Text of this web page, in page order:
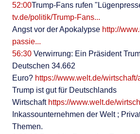
52:00Trump-Fans rufen
tv.de/politik/Trump-Fans...
Angst vor der Apokalypse http://
passie...
56:30Verwirrung: Ein Präsident
Deutschen 34.662
Euro? https://www.welt.de/wirtschaft/
Trump ist gut für Deutschlands
Wirtschaft https://www.welt.de/
Inkassounternehmen der Welt ;
Themen.